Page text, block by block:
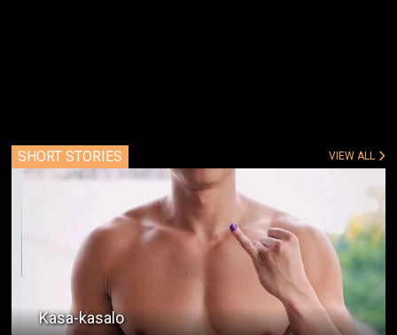
SHORT STORIES VIEW ALL
Kasa-kasalo